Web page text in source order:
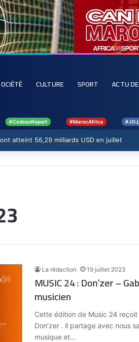
CULTURE SPORT ACTU
#CedeaoReport #MarocAfrica
atteint 56,29 milliards USD en juillet
La rédaction 19 juillet 2023
MUSIC 24 : Don’zer –
musicien
Cette édition de Music 24 reçoit
Don’zer . ll partage avec nous
musique et…